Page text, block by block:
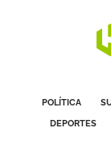
DEPORTE BASE
POLÍTICA
DEPORTES